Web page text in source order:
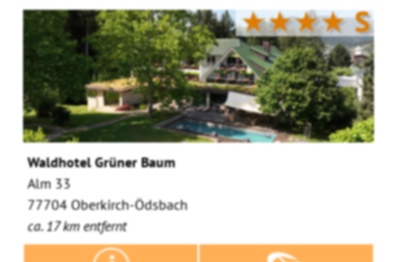
★★★★S
Waldhotel Grüner Baum
Alm 33
77704 Oberkirch-Ödsbach
ca. 17 km entfernt